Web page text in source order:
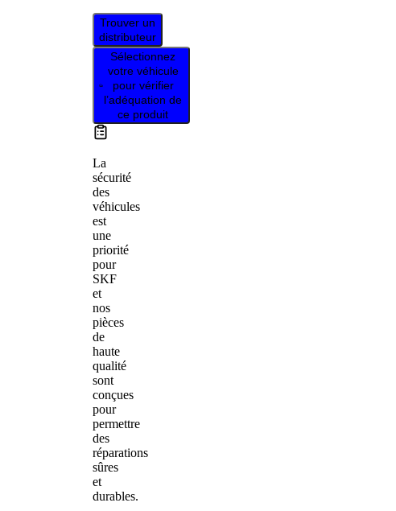
Trouver un
distributeur
Sélectionnez
votre véhicule
pour vérifier
l’adéquation de
ce produit
La
sécurité
des
véhicules
est
une
priorité
pour
SKF
et
nos
pièces
de
haute
qualité
sont
conçues
pour
permettre
des
réparations
sûres
et
durables.